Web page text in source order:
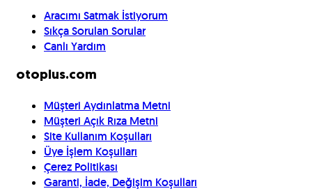
Aracımı Satmak İstiyorum
Sıkça Sorulan Sorular
Canlı Yardım
otoplus.com
Müşteri Aydınlatma Metni
Müşteri Açık Rıza Metni
Site Kullanım Koşulları
Üye İşlem Koşulları
Çerez Politikası
Garanti, İade, Değişim Koşulları